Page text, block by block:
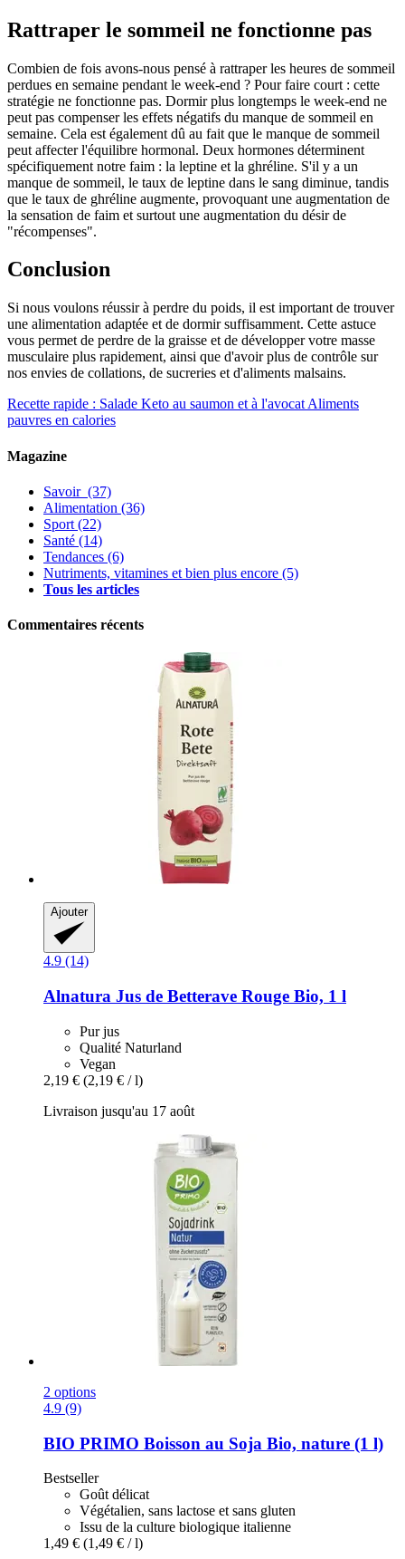
Rattraper le sommeil ne fonctionne pas
Combien de fois avons-nous pensé à rattraper les heures de sommeil
perdues en semaine pendant le week-end ? Pour faire court : cette
stratégie ne fonctionne pas. Dormir plus longtemps le week-end ne
peut pas compenser les effets négatifs du manque de sommeil en
semaine. Cela est également dû au fait que le manque de sommeil
peut affecter l'équilibre hormonal. Deux hormones déterminent
spécifiquement notre faim : la leptine et la ghréline. S'il y a un
manque de sommeil, le taux de leptine dans le sang diminue, tandis
que le taux de ghréline augmente, provoquant une augmentation de
la sensation de faim et surtout une augmentation du désir de
"récompenses".
Conclusion
Si nous voulons réussir à perdre du poids, il est important de trouver
une alimentation adaptée et de dormir suffisamment. Cette astuce
vous permet de perdre de la graisse et de développer votre masse
musculaire plus rapidement, ainsi que d'avoir plus de contrôle sur
nos envies de collations, de sucreries et d'aliments malsains.
Recette rapide : Salade Keto au saumon et à l'avocat Aliments
pauvres en calories
Magazine
Savoir (37)
Alimentation (36)
Sport (22)
Santé (14)
Tendances (6)
Nutriments, vitamines et bien plus encore (5)
Tous les articles
Commentaires récents
Ajouter
4.9 (14)
Alnatura Jus de Betterave Rouge Bio, 1 l
Pur jus
Qualité Naturland
Vegan
2,19 € (2,19 € / l)
Livraison jusqu'au 17 août
2 options
4.9 (9)
BIO PRIMO Boisson au Soja Bio, nature (1 l)
Bestseller
Goût délicat
Végétalien, sans lactose et sans gluten
Issu de la culture biologique italienne
1,49 € (1,49 € / l)